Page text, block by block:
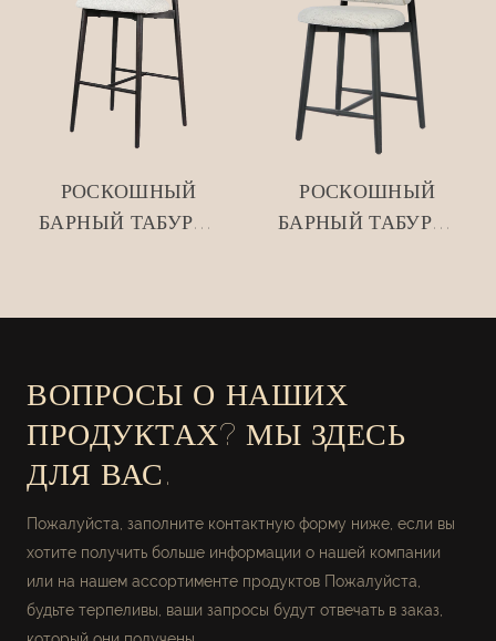
ODM/OEM MISIRUI
ODM/OEM MISIRUI
РОСКОШНЫЙ
БАРНЫЙ ТАБУРЕТ
ПРОИЗВОДИТЕЛЬ
РОСКОШНЫЙ
БАРНЫЙ ТАБУРЕТ
ПРОИЗВОДИТЕЛЬ
ВОПРОСЫ О НАШИХ
ПРОДУКТАХ? МЫ ЗДЕСЬ
ДЛЯ ВАС.
Пожалуйста, заполните контактную форму ниже, если вы
хотите получить больше информации о нашей компании
или на нашем ассортименте продуктов Пожалуйста,
будьте терпеливы, ваши запросы будут отвечать в заказ,